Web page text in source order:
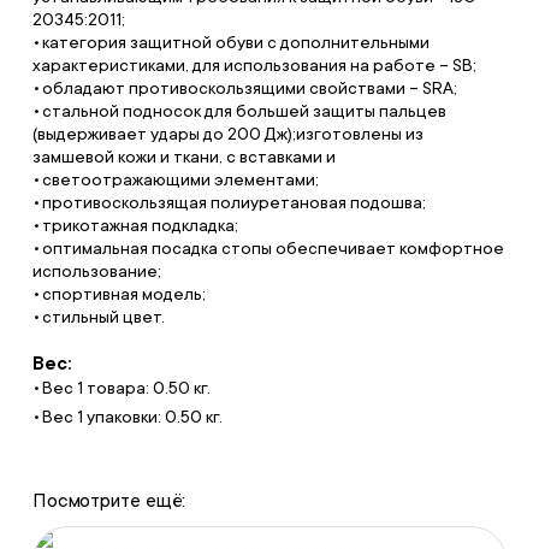
20345:2011;
категория защитной обуви с дополнительными
характеристиками, для использования на работе – SB;
обладают противоскользящими свойствами – SRA;
стальной подносок для большей защиты пальцев
(выдерживает удары до 200 Дж);изготовлены из
замшевой кожи и ткани, с вставками и
светоотражающими элементами;
противоскользящая полиуретановая подошва;
трикотажная подкладка;
оптимальная посадка стопы обеспечивает комфортное
использование;
спортивная модель;
стильный цвет.
Вес:
Вес 1 товара: 0.50 кг.
Вес 1 упаковки: 0.50 кг.
Посмотрите ещё: